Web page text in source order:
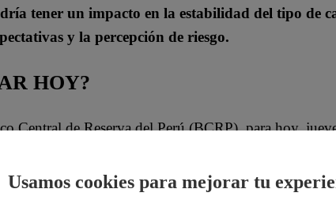
tener un impacto en la estabilidad del tipo de
y la percepción de riesgo.
HOY?
Central de Reserva del Perú (BCRP), para hoy,
cotización de S/3.424.
a las 13:30 horas pic.twitter.com/
Usamos cookies para mejorar tu